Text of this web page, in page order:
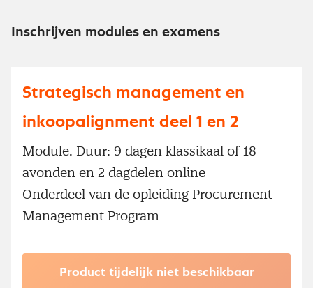
Inschrijven modules en examens
Strategisch management en
inkoopalignment deel 1 en 2
Module. Duur: 9 dagen klassikaal of 18
avonden en 2 dagdelen online
Onderdeel van de opleiding Procurement
Management Program
Product tijdelijk niet beschikbaar